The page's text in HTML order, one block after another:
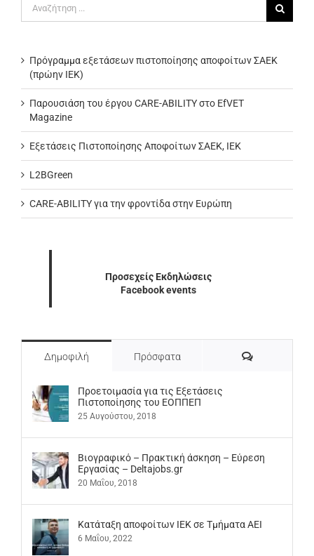
Πρόγραμμα εξετάσεων πιστοποίησης αποφοίτων ΣΑΕΚ
(πρώην ΙΕΚ)
Παρουσιάση του έργου CARE-ABILITY στο EfVET
Magazine
Εξετάσεις Πιστοποίησης Αποφοίτων ΣΑΕΚ, ΙΕΚ
L2BGreen
CARE-ABILITY για την φροντίδα στην Ευρώπη
Προσεχείς Εκδηλώσεις
Facebook events
Δημοφιλή Πρόσφατα Σχόλια
Προετοιμασία για τις Εξετάσεις
Πιστοποίησης του ΕΟΠΠΕΠ
25 Αυγούστου, 2018
Βιογραφικό – Πρακτική άσκηση – Εύρεση
Εργασίας – Deltajobs.gr
20 Μαΐου, 2018
Kατάταξη αποφοίτων ΙΕΚ σε Τμήματα ΑΕΙ
6 Μαΐου, 2022